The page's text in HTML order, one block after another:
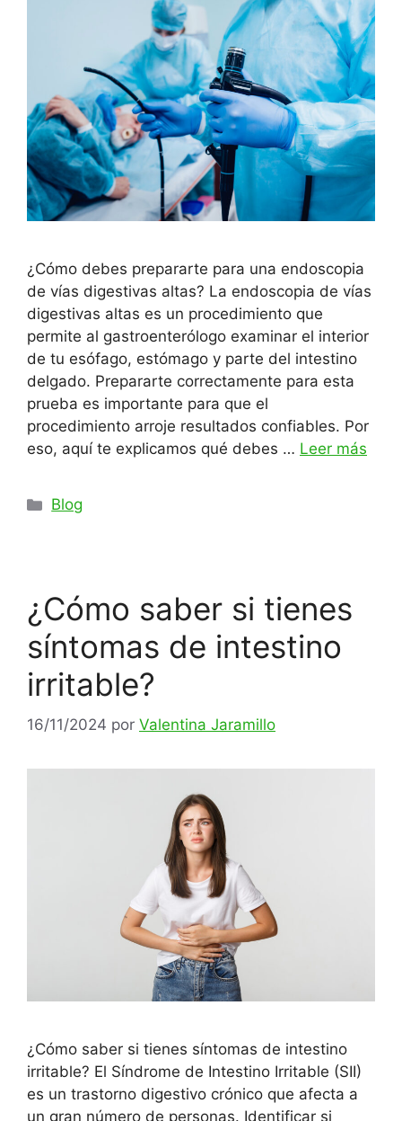
¿Cómo debes prepararte para una endoscopia
de vías digestivas altas? La endoscopia de vías
digestivas altas es un procedimiento que
permite al gastroenterólogo examinar el interior
de tu esófago, estómago y parte del intestino
delgado. Prepararte correctamente para esta
prueba es importante para que el
procedimiento arroje resultados confiables. Por
eso, aquí te explicamos qué debes … Leer más
Categorías
Blog
¿Cómo saber si tienes
síntomas de intestino
irritable?
16/11/2024 por Valentina Jaramillo
¿Cómo saber si tienes síntomas de intestino
irritable? El Síndrome de Intestino Irritable (SII)
es un trastorno digestivo crónico que afecta a
un gran número de personas. Identificar si